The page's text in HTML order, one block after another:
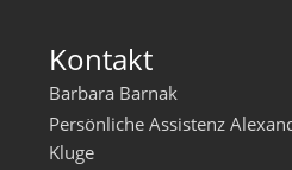
Kontakt
Barbara Barnak
Persönliche Assistenz
Kluge